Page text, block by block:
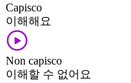
Capisco
이해해요
Non capisco
이해할 수 없어요